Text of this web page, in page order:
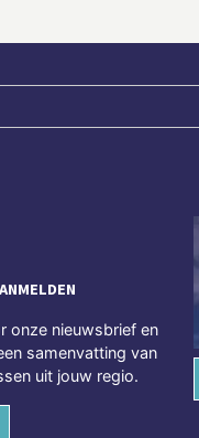
onze nieuwsbrief en
samenvatting van
uit jouw regio.